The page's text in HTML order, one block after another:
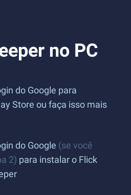
no PC
do Google para
Store ou faça isso mais
do Google (se você
2) para instalar o Flick